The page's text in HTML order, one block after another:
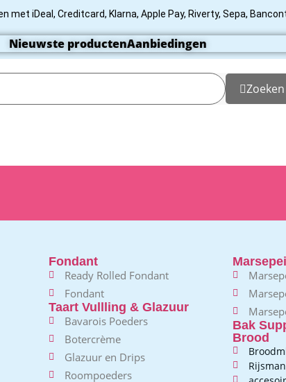
met iDeal, Creditcard, Klarna, Apple Pay, Riverty, Sepa,
Nieuwste productenAanbiedingen
Zoeken
Fondant
Ready Rolled Fondant
Fondant
Taart Vullling & Glazuur
Bavarois Poeders
Botercrème
Glazuur en Drips
Roompoeders
Bak
Brood